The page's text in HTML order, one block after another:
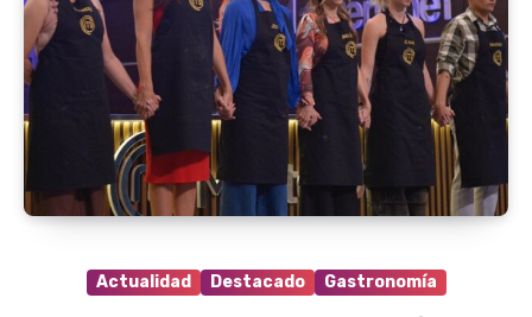
Actualidad Destacado Gastronomía